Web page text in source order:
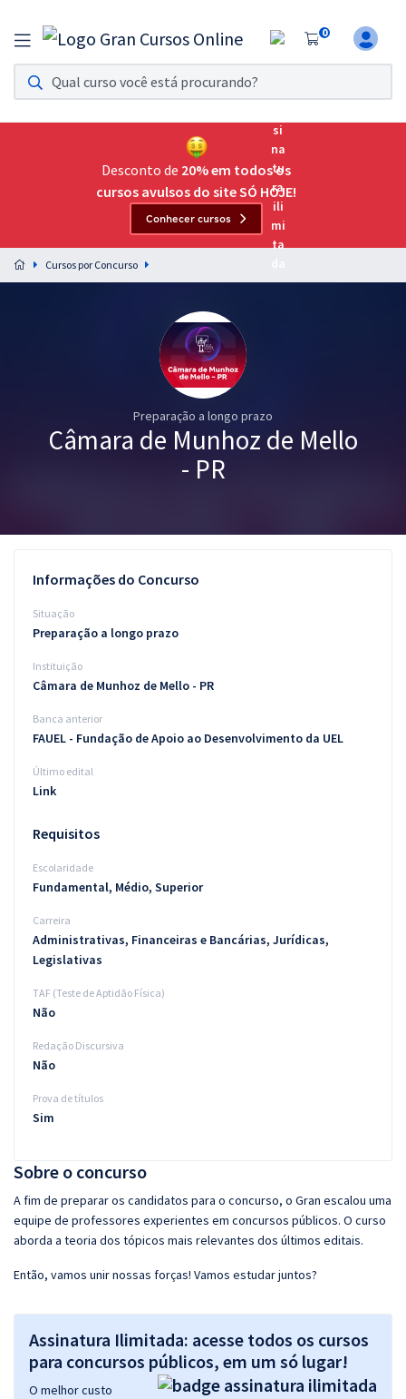
0
Assinatura Ilimitada 11
Acesso a todos os cursos. Teste grátis por 7 dias!
Assinatura OAB Até Passar
Acesso ilimitado a toda preparação para o Exame da
Preparação completa e intensiva para as principais
residências em saúde do Brasil
Conteúdo gratuito
Blog
Desconto de 20% em todos os
cursos avulsos do site SÓ HOJE!
Conhecer cursos
Cursos por Concurso
Preparação a longo prazo
Câmara de Munhoz de Mello
- PR
Sobre o concurso
A fim de preparar os candidatos para o concurso, o Gran escalou uma
equipe de professores experientes em concursos públicos. O curso
aborda a teoria dos tópicos mais relevantes dos últimos editais.
Então, vamos unir nossas forças! Vamos estudar juntos?
Assinatura Ilimitada: acesse todos os cursos
para concursos públicos, em um só lugar!
O melhor custo
Informações do Concurso
Situação
Preparação a longo prazo
Instituição
Câmara de Munhoz de Mello - PR
Banca anterior
FAUEL - Fundação de Apoio ao Desenvolvimento da UEL
Último edital
Link
Requisitos
Escolaridade
Fundamental, Médio, Superior
Carreira
Administrativas, Financeiras e Bancárias, Jurídicas,
Legislativas
TAF (Teste de Aptidão Física)
Não
Redação Discursiva
Não
Prova de títulos
Sim